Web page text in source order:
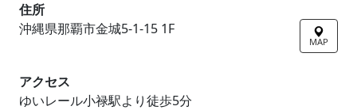
住所
沖縄県那覇市金城5-1-15 1F
MAP
アクセス
ゆいレール小禄駅より徒歩5分